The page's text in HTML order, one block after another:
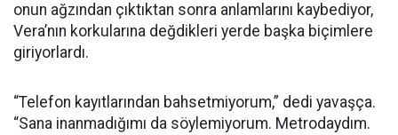
onun ağzından çıktıktan sonra anlamlarını kaybediyor,
Vera’nın korkularına değdikleri yerde başka biçimlere
giriyorlardı.
“Telefon kayıtlarından bahsetmiyorum,” dedi yavaşça.
“Sana inanmadığımı da söylemiyorum. Metrodaydım.